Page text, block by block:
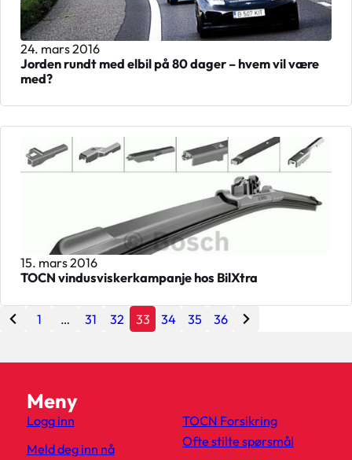
24. mars 2016
Jorden rundt med elbil på 80 dager – hvem vil være
med?
15. mars 2016
TOCN vindusviskerkampanje hos BilXtra
1 … 31 32 33 34 35 36
Meny
Logg inn
Meld deg inn nå
TOCN Forsikring
Ofte stilte spørsmål